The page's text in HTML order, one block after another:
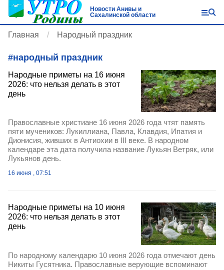
Новости Анивы и
Сахалинской области
Главная Народный праздник
#народный праздник
Народные приметы на 16 июня
2026: что нельзя делать в этот
день
Православные христиане 16 июня 2026 года чтят память
пяти мучеников: Лукиллиана, Павла, Клавдия, Ипатия и
Дионисия, живших в Антиохии в III веке. В народном
календаре эта дата получила название Лукьян Ветряк, или
Лукьянов день.
16 июня , 07:51
Народные приметы на 10 июня
2026: что нельзя делать в этот
день
По народному календарю 10 июня 2026 года отмечают день
Никиты Гусятника. Православные верующие вспоминают